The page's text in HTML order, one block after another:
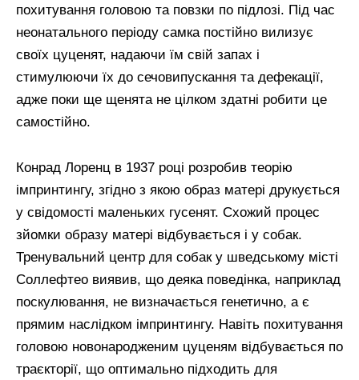
похитування головою та повзки по підлозі. Під час
неонатального періоду самка постійно вилизує
своїх цуценят, надаючи їм свій запах і
стимулюючи їх до сечовипускання та дефекації,
адже поки ще щенята не цілком здатні робити це
самостійно.
Конрад Лоренц в 1937 році розробив теорію
імпринтингу, згідно з якою образ матері друкується
у свідомості маленьких гусенят. Схожий процес
зйомки образу матері відбувається і у собак.
Тренувальний центр для собак у шведському місті
Соллефтео виявив, що деяка поведінка, наприклад
поскулювання, не визначається генетично, а є
прямим наслідком імпринтингу. Навіть похитування
головою новонародженим цуценям відбувається по
траєкторії, що оптимально підходить для